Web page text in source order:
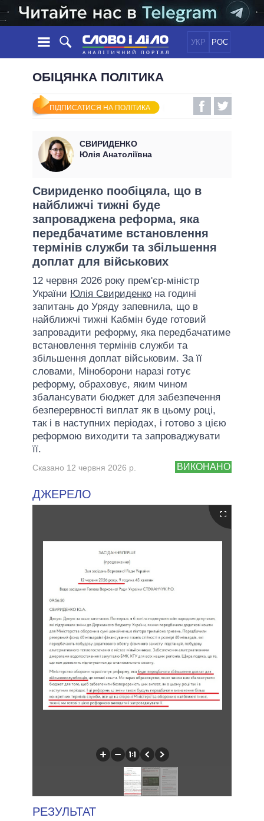
УКР РОС
НОВИНИ
СТРІЧКА
ПОДІЇ
СТАТТІ
ДУМКИ
ОГЛЯДИ
ДАЙДЖЕСТИ
ПОЛІТИКА
ЕКОНОМІКА
СВІТ
ОБIЦЯНКИ
УСІ ПОЛІТИКИ
ПРЕЗИДЕНТ І ОФІС
ВЕРХОВНА РАДА
КАБІНЕТ МІНІСТРІВ
ГОЛОВИ ОБЛАДМІНІСТРАЦІЙ
МЕРИ МІСТ
ВСІ ПЕРСОНИ
ІНФОГРАФІКА
ПІДТРИМАТИ
ПОРІВНЯННЯ ПОЛІТИКІВ
ОБІЦЯНКА ПОЛІТИКА
ПІДПИСАТИСЯ НА ПОЛІТИКА
СВИРИДЕНКО
Юлія Анатоліївна
Свириденко пообіцяла, що в
найближчі тижні буде
запроваджена реформа, яка
передбачатиме встановлення
термінів служби та збільшення
доплат для військових
12 червня 2026 року прем'єр-міністр
України Юлія Свириденко на годині
запитань до Уряду запевнила, що в
найближчі тижні Кабмін буде готовий
запровадити реформу, яка передбачатиме
встановлення термінів служби та
збільшення доплат військовим. За її
словами, Міноборони наразі готує
реформу, обраховує, яким чином
збалансувати бюджет для забезпечення
безперервності виплат як в цьому році,
так і в наступних періодах, і готово з цією
реформою виходити та запроваджувати
її.
ВИКОНАНО
Сказано 12 червня 2026 р.
ДЖЕРЕЛО
РЕЗУЛЬТАТ